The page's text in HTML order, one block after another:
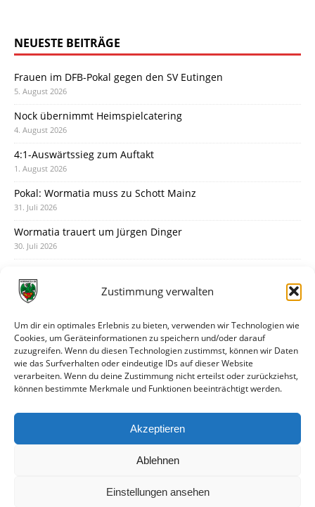
Zustimmung verwalten
Um dir ein optimales Erlebnis zu bieten, verwenden wir Technologien wie
Cookies, um Geräteinformationen zu speichern und/oder darauf
zuzugreifen. Wenn du diesen Technologien zustimmst, können wir Daten
wie das Surfverhalten oder eindeutige IDs auf dieser Website
verarbeiten. Wenn du deine Zustimmung nicht erteilst oder zurückziehst,
können bestimmte Merkmale und Funktionen beeinträchtigt werden.
Akzeptieren
Ablehnen
Einstellungen ansehen
NEUESTE BEITRÄGE
Frauen im DFB-Pokal gegen den SV Eutingen
5. August 2026
Nock übernimmt Heimspielcatering
4. August 2026
4:1-Auswärtssieg zum Auftakt
1. August 2026
Pokal: Wormatia muss zu Schott Mainz
31. Juli 2026
Wormatia trauert um Jürgen Dinger
30. Juli 2026
28. Juli 2026
28. Juli 2026
Neue Podcast-Folge: So tickt Björn!
27. Juli 2026
Eindrücke vom Stadionfest
Unterhaltsamer Abschlusstest mit später Niederlage
25. Juli 2026